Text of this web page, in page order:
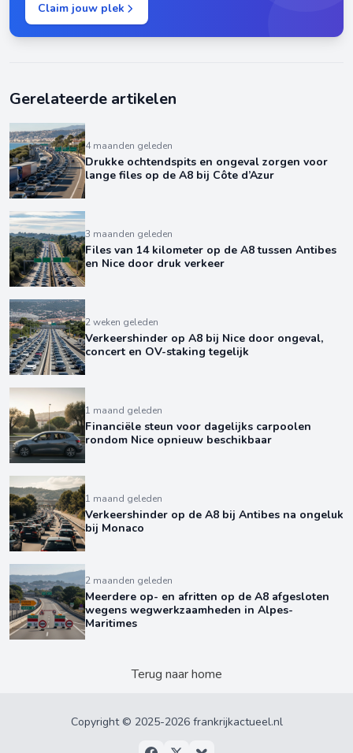
Claim jouw plek
Gerelateerde artikelen
4 maanden geleden
Drukke ochtendspits en ongeval zorgen voor
lange files op de A8 bij Côte d’Azur
3 maanden geleden
Files van 14 kilometer op de A8 tussen Antibes
en Nice door druk verkeer
2 weken geleden
Verkeershinder op A8 bij Nice door ongeval,
concert en OV-staking tegelijk
1 maand geleden
Financiële steun voor dagelijks carpoolen
rondom Nice opnieuw beschikbaar
1 maand geleden
Verkeershinder op de A8 bij Antibes na ongeluk
bij Monaco
2 maanden geleden
Meerdere op- en afritten op de A8 afgesloten
wegens wegwerkzaamheden in Alpes-
Maritimes
Terug naar home
Copyright © 2025-2026 frankrijkactueel.nl